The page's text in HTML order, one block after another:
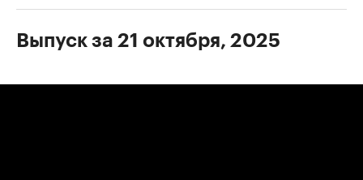
Выпуск за 21 октября, 2025